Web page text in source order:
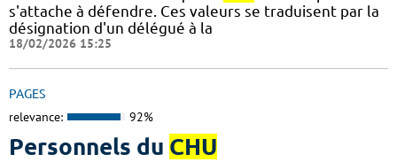
s'attache à défendre. Ces valeurs se traduisent par la
désignation d'un délégué à la
18/02/2026 15:25
PAGES
relevance: 92%
Personnels du CHU